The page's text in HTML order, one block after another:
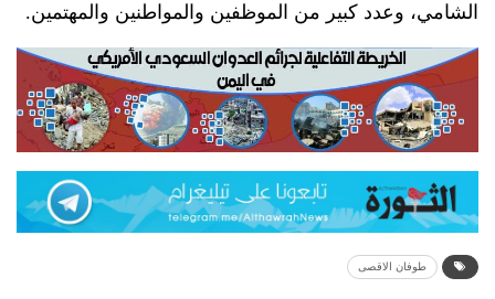
الشامي، وعدد كبير من الموظفين والمواطنين والمهتمين.
طوفان الاقصى